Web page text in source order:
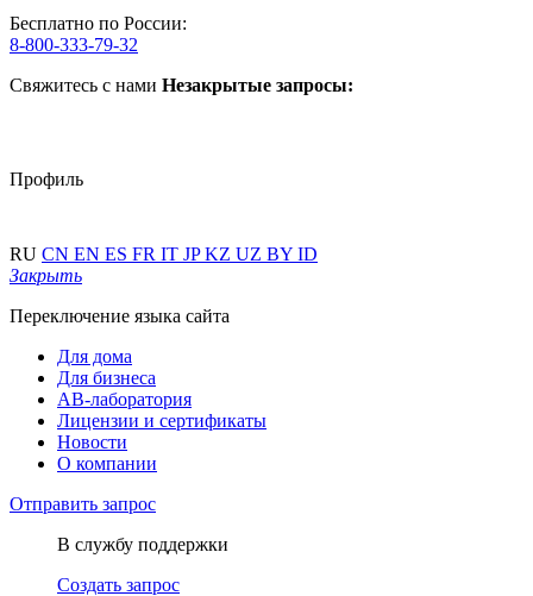
Бесплатно по России:
8-800-333-79-32
Свяжитесь с нами Незакрытые запросы:
Профиль
RU CN EN ES FR IT JPKZ UZ BY ID
Закрыть
Переключение языка сайта
Для дома
Для бизнеса
АВ-лаборатория
Лицензии и сертификаты
Новости
О компании
Отправить запрос
В службу поддержки
Создать запрос